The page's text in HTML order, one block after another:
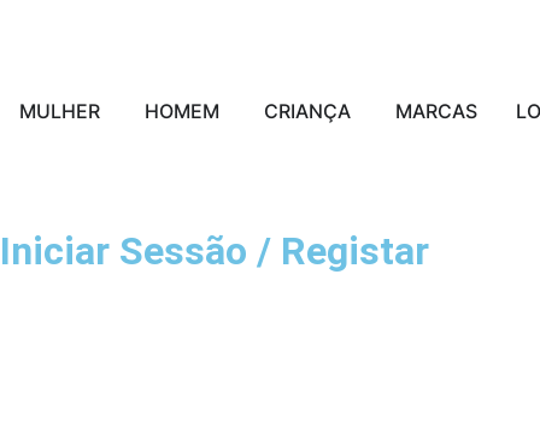
MULHER HOMEM CRIANÇA MARCAS
Iniciar Sessão / Registar